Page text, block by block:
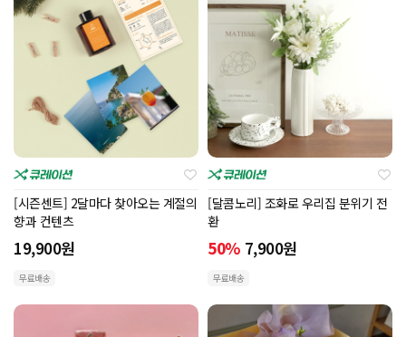
[시즌센트] 2달마다 찾아오는 계절의
향과 컨텐츠
19,900원
무료배송
[달콤노리] 조화로 우리집 분위기 전
환
50% 7,900원
무료배송